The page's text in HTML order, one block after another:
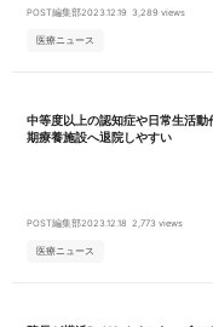
POST編集部2023.12.19 3,289 views
医療ニュース
中等度以上の認知症や日常生活
期療養施設へ退院しやすい
POST編集部2023.12.18 2,773 views
医療ニュース